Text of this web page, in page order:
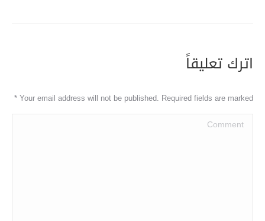
اترك تعليقاً
Your email address will not be published. Required fields are marked
*
Comment